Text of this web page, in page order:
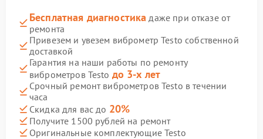
Бесплатная диагностика даже при отказе от
ремонта
Привезем и увезем виброметр Testo собственной
доставкой
Гарантия на наши работы по ремонту
виброметров Testo до 3-х лет
Срочный ремонт виброметров Testo в течении
часа
Скидка для вас до 20%
Получите 1500 рублей на ремонт
Оригинальные комплектующие Testo